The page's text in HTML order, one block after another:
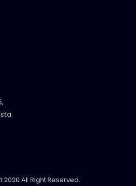
2020 All Right Reserved.